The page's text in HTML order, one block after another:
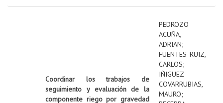
Coordinar los trabajos de
seguimiento y evaluación de la
componente riego por gravedad
PEDROZO
ACUÑA,
ADRIAN;
FUENTES RUIZ,
CARLOS;
IÑIGUEZ
COVARRUBIAS,
MAURO;